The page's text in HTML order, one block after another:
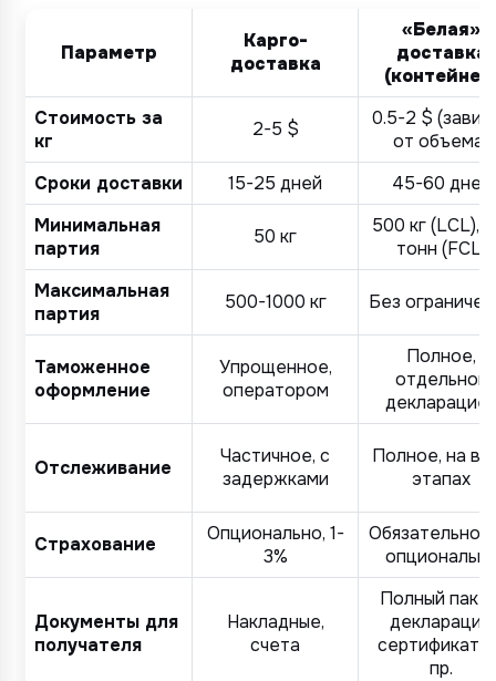
Параметр
Карго-
доставка
«Белая»
доставка
Стоимость за
кг
2-5 $
0.5-2 $
от объема)
Сроки доставки
15-25 дней
45-60 дней
Минимальная
партия
50 кг
500 кг (LCL),
тонн (FCL)
Максимальная
партия
500-1000 кг Без
Таможенное
оформление
Упрощенное,
оператором
Полное,
отдельной
Отслеживание
Частичное, с
задержками
Полное, на
этапах
Страхование
Опционально, 1-
3%
Обязательно
Документы для
получателя
Накладные,
счета
Полный
декларация,
сертификаты
пр.